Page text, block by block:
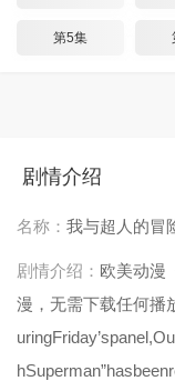
第5集
剧情介绍
名称： 我与超人的冒
剧情介绍： 欧美动漫
漫，无需下载任何播